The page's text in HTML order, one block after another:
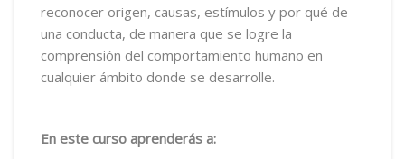
reconocer origen, causas, estímulos y por qué de
una conducta, de manera que se logre la
comprensión del comportamiento humano en
cualquier ámbito donde se desarrolle.
En este curso aprenderás a: